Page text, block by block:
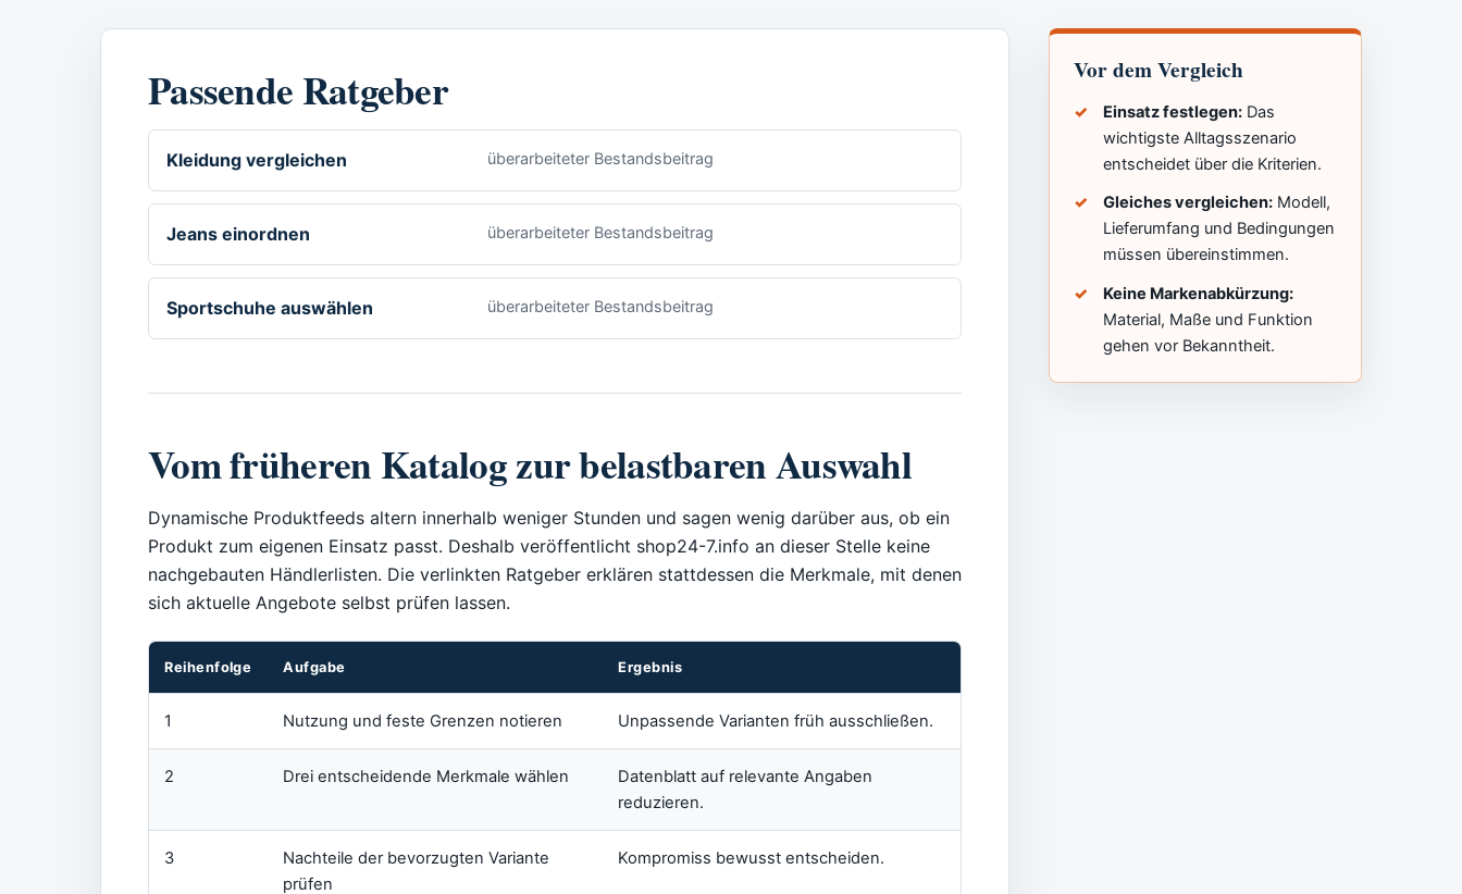
Vor dem Vergleich
Einsatz festlegen:Das
wichtigste Alltagsszenario
entscheidet über die Kriterien.
Gleiches vergleichen:Modell,
Lieferumfang und Bedingungen
müssen übereinstimmen.
Keine Markenabkürzung:
Material, Maße und Funktion
gehen vor Bekanntheit.
Passende Ratgeber
Kleidung vergleichen überarbeiteter Bestandsbeitrag
Jeans einordnen überarbeiteter Bestandsbeitrag
Sportschuhe auswählen überarbeiteter Bestandsbeitrag
Vom früheren Katalog zur belastbaren Auswahl
Dynamische Produktfeeds altern innerhalb weniger Stunden und sagen wenig darüber aus, ob ein
Produkt zum eigenen Einsatz passt. Deshalb veröffentlicht shop24-7.info an dieser Stelle keine
nachgebauten Händlerlisten. Die verlinkten Ratgeber erklären stattdessen die Merkmale, mit denen
sich aktuelle Angebote selbst prüfen lassen.
Reihenfolge Aufgabe Ergebnis
1 Nutzung und feste Grenzen notieren Unpassende Varianten früh ausschließen.
2 Drei entscheidende Merkmale wählen
Datenblatt auf relevante Angaben
reduzieren.
3
Nachteile der bevorzugten Variante
prüfen
Kompromiss bewusst entscheiden.